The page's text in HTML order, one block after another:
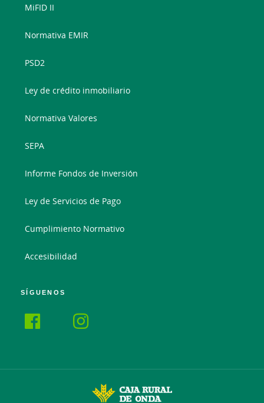
MiFID II
Normativa EMIR
PSD2
Ley de crédito inmobiliario
Normativa Valores
SEPA
Informe Fondos de Inversión
Ley de Servicios de Pago
Cumplimiento Normativo
Accesibilidad
SÍGUENOS